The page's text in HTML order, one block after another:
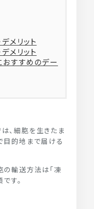
メリット
メリット
すすめのデー
、細胞を生きたま
目的地まで届ける
の輸送方法は「凍
す。